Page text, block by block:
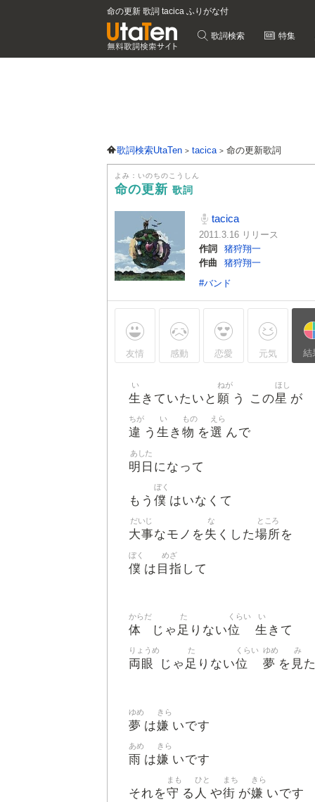
命の更新 歌詞 tacica ふりがな付
歌詞検索 特集
歌詞検索UtaTen tacica 命の更新歌詞
よみ：いのちのこうしん
命の更新 歌詞
tacica
2011.3.16 リリース
作詞
猪狩翔一
作曲
猪狩翔一
#バンド
友情 感動 恋愛 元気 結
生
い
きていたいと 願
ねが
う この星
ほし
が
違
ちが
う 生
い
き 物
もの
を選
えら
んで
明日
あした
になって
もう 僕
ぼく
はいなくて
大事
だいじ
なモノを失
な
くした場所
ところ
を
僕
ぼく
は 目指
めざ
して
体
からだ
じゃ 足
た
りない位
くらい
生
い
きて
両眼
りょうめ
じゃ 足
た
りない位
くらい
夢
ゆめ
を 見
み
夢
ゆめ
は嫌
きら
いです
雨
あめ
は嫌
きら
いです
それを守
まも
る 人
ひと
や街
まち
が嫌
きら
いです